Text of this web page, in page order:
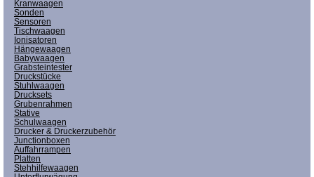
Kranwaagen
Sonden
Sensoren
Tischwaagen
Ionisatoren
Hängewaagen
Babywaagen
Grabsteintester
Druckstücke
Stuhlwaagen
Drucksets
Grubenrahmen
Stative
Schulwaagen
Drucker & Druckerzubehör
Junctionboxen
Auffahrrampen
Platten
Stehhilfewaagen